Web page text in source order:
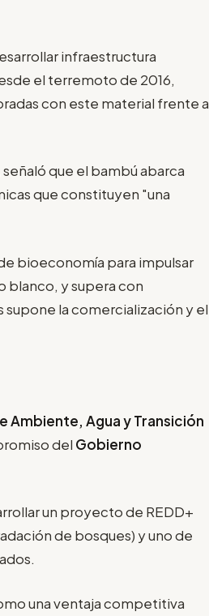
infraestructura
el terremoto de 2016,
con este material frente a
señaló que el bambú abarca
que constituyen "una
bioeconomía para impulsar
blanco, y supera con
la comercialización y el
Agua y Transición
del Gobierno
un proyecto de REDD+
de bosques) y uno de
una ventaja competitiva